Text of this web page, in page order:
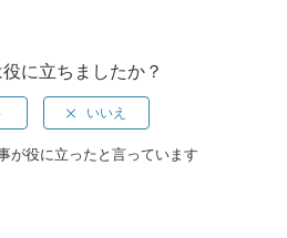
戻しに対応
初日のみ表示に対応
に立ちましたか？
が役に立ったと言っています